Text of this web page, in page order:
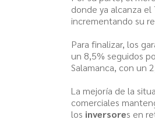
donde ya alcanza
incrementando su
Para finalizar, los
un 8,5% seguidos
Salamanca, con un
La mejoría de la
comerciales
los inversores en